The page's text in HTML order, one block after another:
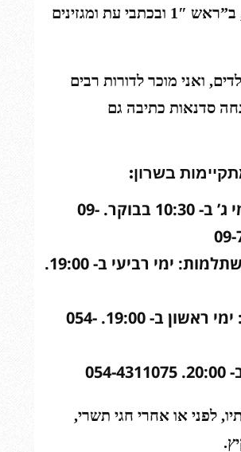
הציבוריות בישראל. סיפוריי הופיעו ב”מעריב לנוער”, ב”ראש 1″ ובכתבי עת ומגזינים
ואני מוכר לדורות רבים
סדנאות כתיבה גם
בשרון:
במכללה העירונית (הקתדרה): ימי ג’ ב- 10:30 בבוקר. 09-
במכללה (הקתדרה) – גם לגמול השתלמות: ימי רביעי ב- 19:00.
(בספרייה העירונית) בבית יד לבנים: ימי ראשון ב- 19:00. 054-
לפני או אחרי חגי תשרי,